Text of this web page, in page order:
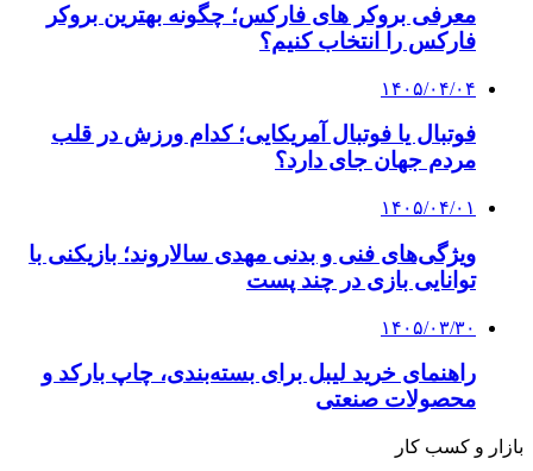
معرفی بروکر های فارکس؛ چگونه بهترین بروکر
فارکس را انتخاب کنیم؟
۱۴۰۵/۰۴/۰۴
فوتبال یا فوتبال آمریکایی؛ کدام ورزش در قلب
مردم جهان جای دارد؟
۱۴۰۵/۰۴/۰۱
ویژگی‌های فنی و بدنی مهدی سالاروند؛ بازیکنی با
توانایی بازی در چند پست
۱۴۰۵/۰۳/۳۰
راهنمای خرید لیبل برای بسته‌بندی، چاپ بارکد و
محصولات صنعتی
بازار و کسب کار